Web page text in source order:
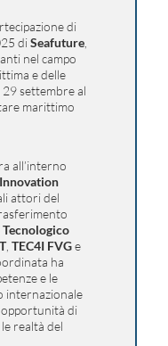
di
diSeafuture
nel campo
e delle
settembre al
marittimo
all’interno
Innovation
attori del
Tecnologico
, TEC4I FVGe
ha
e le
internazionale
di
realtà del